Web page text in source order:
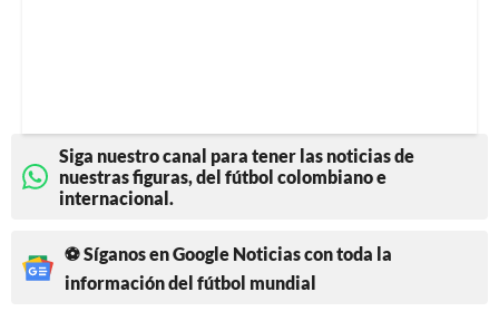
Siga nuestro canal para tener las noticias de
nuestras figuras, del fútbol colombiano e
internacional.
⚽ Síganos en Google Noticias con toda la
información del fútbol mundial